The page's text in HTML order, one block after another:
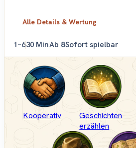
Alle Details & Wertung
1–630 MinAb 8Sofort spielbar
Kooperativ
Geschichten
erzählen